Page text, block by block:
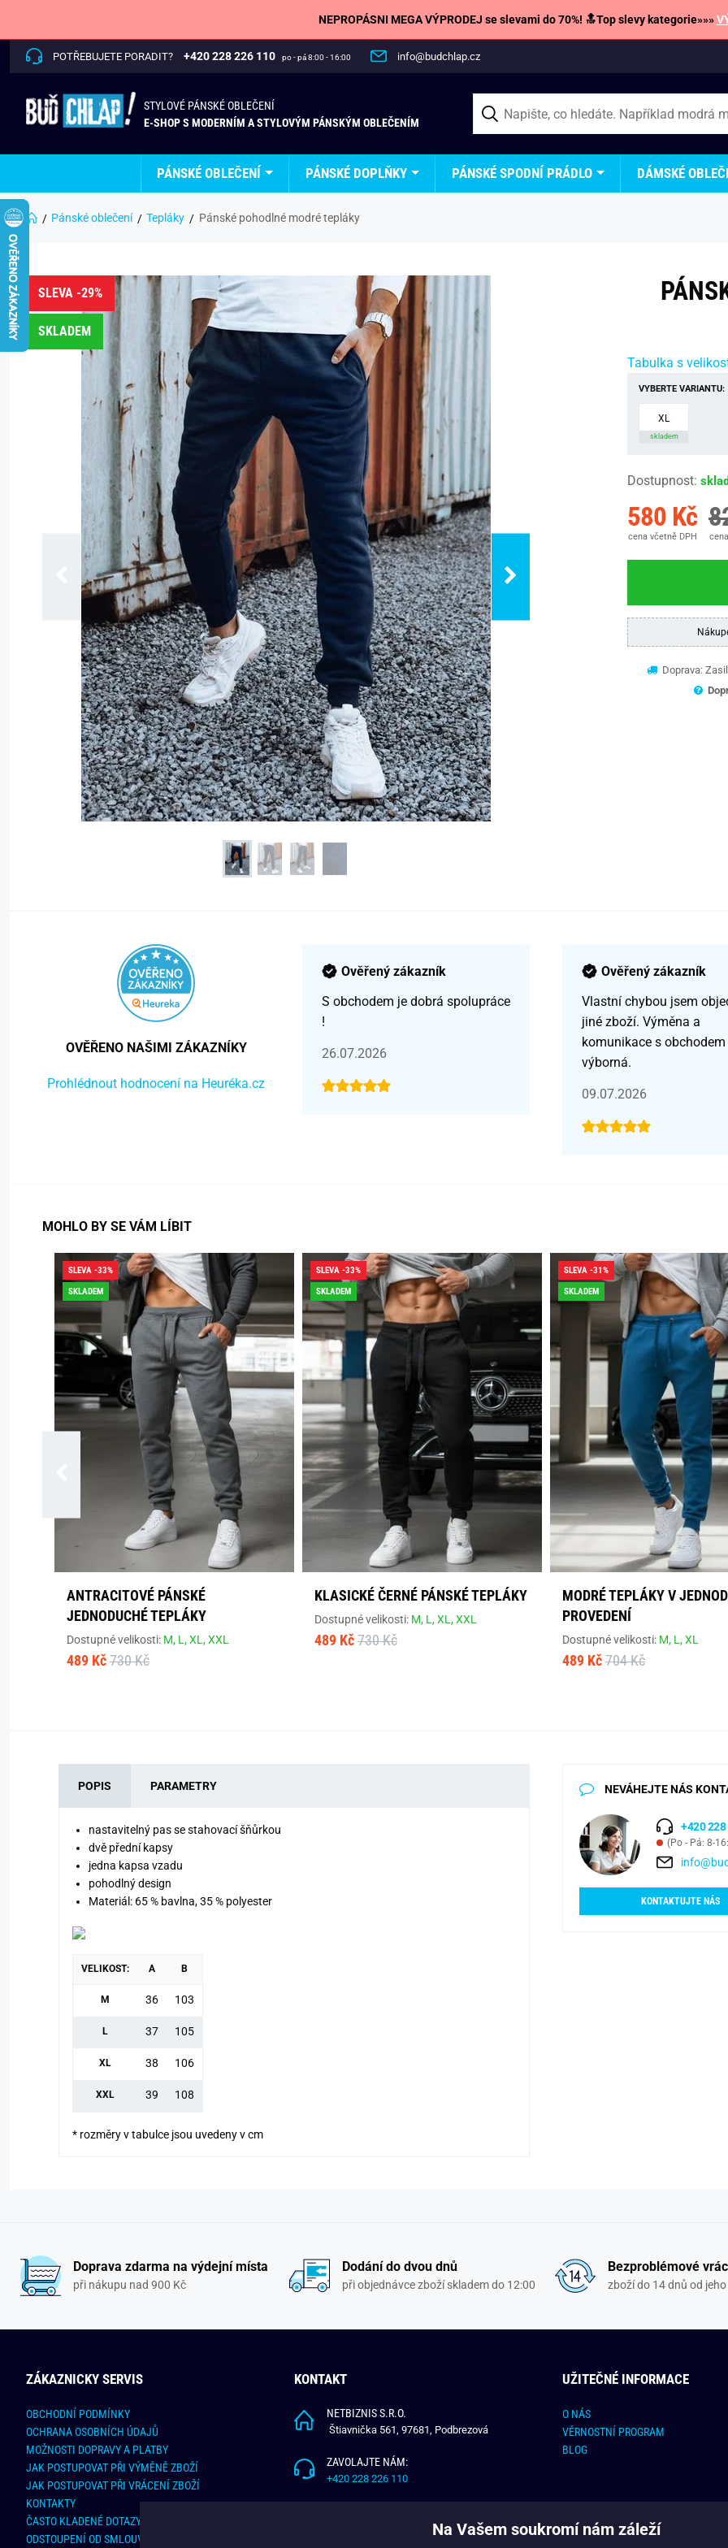
NEPROPÁSNI MEGA VÝPRODEJ se slevami do 70%! 🔝Top slevy kategorie»»»
POTŘEBUJETE PORADIT? +420 228 226 110 po - pá 8:00 - 16:00 info@budchlap.cz
STYLOVÉ PÁNSKÉ OBLEČENÍ
E-SHOP S MODERNÍM A STYLOVÝM PÁNSKÝM OBLEČENÍM
PÁNSKÉ OBLEČENÍ PÁNSKÉ DOPLŇKY PÁNSKÉ SPODNÍ PRÁDLO DÁMSKÉ
Pánské oblečení Tepláky Pánské pohodlné modré tepláky
SLEVA -29%
SKLADEM
Tabulka s
VYBERTE VARIANTU:
XL
skladem
Dostupnost:
580 Kč
cena včetně DPH
Doprava:
OVĚŘENO NAŠIMI ZÁKAZNÍKY
Prohlédnout hodnocení na Heuréka.cz
Ověřený zákazník
S obchodem je dobrá spolupráce
!
26.07.2026
Ověřený zákazník
Vlastní chybou jsem
jiné zboží. Výměna a
komunikace s obchodem
výborná.
09.07.2026
MOHLO BY SE VÁM LÍBIT
SLEVA -33%
SKLADEM
ANTRACITOVÉ PÁNSKÉ
JEDNODUCHÉ TEPLÁKY
Dostupné velikosti: M, L,XL,XXL
489 Kč 730 Kč
SLEVA -33%
SKLADEM
KLASICKÉ ČERNÉ PÁNSKÉ TEPLÁKY
Dostupné velikosti: M, L,XL,XXL
489 Kč 730 Kč
SLEVA -31%
SKLADEM
MODRÉ TEPLÁKY V
PROVEDENÍ
Dostupné velikosti: M, L,XL
489 Kč 704 Kč
POPIS PARAMETRY
nastavitelný pas se stahovací šňůrkou
dvě přední kapsy
jedna kapsa vzadu
pohodlný design
Materiál: 65 % bavlna, 35 % polyester
VELIKOST: A B
M 36 103
L 37 105
XL 38 106
XXL 39 108
* rozměry v tabulce jsou uvedeny v cm
NEVÁHEJTE NÁS
+420 228
(Po - Pá: 8-
KONTAKTUJTE NÁS
Doprava zdarma na výdejní místa
při nákupu nad 900 Kč
Dodání do dvou dnů
při objednávce zboží skladem do 12:00
Bezproblémové
zboží do 14 dnů od
ZÁKAZNICKY SERVIS
OBCHODNÍ PODMÍNKY
OCHRANA OSOBNÍCH ÚDAJŮ
MOŽNOSTI DOPRAVY A PLATBY
JAK POSTUPOVAT PŘI VÝMĚNĚ ZBOŽÍ
JAK POSTUPOVAT PŘI VRÁCENÍ ZBOŽÍ
KONTAKTY
ČASTO KLADENÉ DOTAZY
ODSTOUPENÍ OD SMLOUVY - ONLINE FORMULÁŘ
KONTAKT
NETBIZNIS S.R.O.
Štiavnička 561, 97681, Podbrezová
ZAVOLAJTE NÁM:
+420 228 226 110
UŽITEČNÉ INFORMACE
O NÁS
VĚRNOSTNÍ PROGRAM
BLOG
Na Vašem soukromí nám záleží